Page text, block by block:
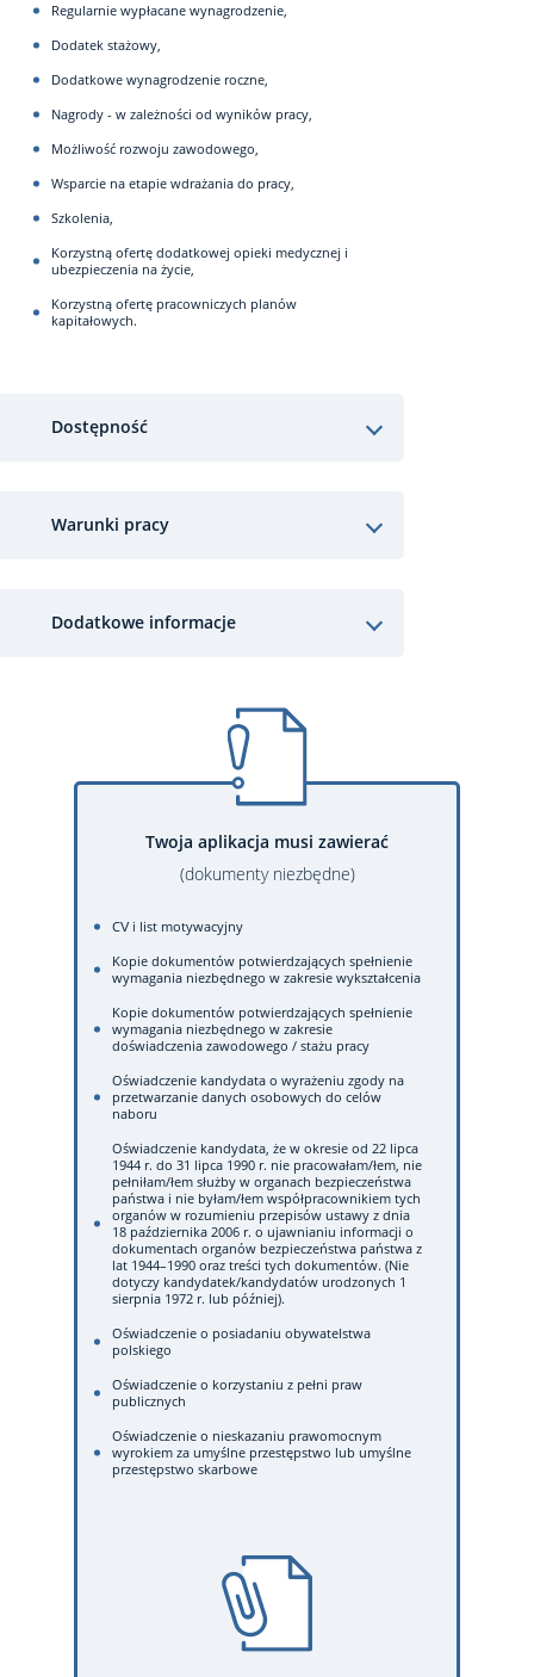
Regularnie wypłacane wynagrodzenie,
Dodatek stażowy,
Dodatkowe wynagrodzenie roczne,
Nagrody - w zależności od wyników pracy,
Możliwość rozwoju zawodowego,
Wsparcie na etapie wdrażania do pracy,
Szkolenia,
Korzystną ofertę dodatkowej opieki medycznej i
ubezpieczenia na życie,
Korzystną ofertę pracowniczych planów
kapitałowych.
Dostępność
Warunki pracy
Dodatkowe informacje
Twoja aplikacja musi zawierać
(dokumenty niezbędne)
CV i list motywacyjny
Kopie dokumentów potwierdzających spełnienie
wymagania niezbędnego w zakresie wykształcenia
Kopie dokumentów potwierdzających spełnienie
wymagania niezbędnego w zakresie
doświadczenia zawodowego / stażu pracy
Oświadczenie kandydata o wyrażeniu zgody na
przetwarzanie danych osobowych do celów
naboru
Oświadczenie kandydata, że w okresie od 22 lipca
1944 r. do 31 lipca 1990 r. nie pracowałam/łem, nie
pełniłam/łem służby w organach bezpieczeństwa
państwa i nie byłam/łem współpracownikiem tych
organów w rozumieniu przepisów ustawy z dnia
18 października 2006 r. o ujawnianiu informacji o
dokumentach organów bezpieczeństwa państwa z
lat 1944–1990 oraz treści tych dokumentów. (Nie
dotyczy kandydatek/kandydatów urodzonych 1
sierpnia 1972 r. lub później).
Oświadczenie o posiadaniu obywatelstwa
polskiego
Oświadczenie o korzystaniu z pełni praw
publicznych
Oświadczenie o nieskazaniu prawomocnym
wyrokiem za umyślne przestępstwo lub umyślne
przestępstwo skarbowe